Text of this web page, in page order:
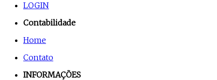
LOGIN
Contabilidade
Home
Contato
INFORMAÇÕES